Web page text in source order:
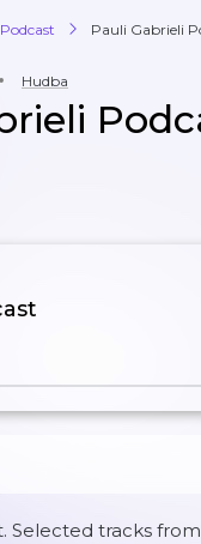
Pauli Gabrieli
Hudba
Selected tracks